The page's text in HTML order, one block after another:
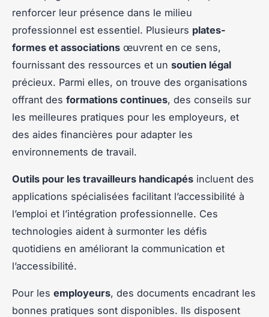
renforcer leur présence dans le milieu
professionnel est essentiel. Plusieurs plates-
formes et associations œuvrent en ce sens,
fournissant des ressources et un soutien légal
précieux. Parmi elles, on trouve des organisations
offrant des formations continues, des conseils sur
les meilleures pratiques pour les employeurs, et
des aides financières pour adapter les
environnements de travail.
Outils pour les travailleurs handicapés incluent des
applications spécialisées facilitant l’accessibilité à
l’emploi et l’intégration professionnelle. Ces
technologies aident à surmonter les défis
quotidiens en améliorant la communication et
l’accessibilité.
Pour les employeurs, des documents encadrant les
bonnes pratiques sont disponibles. Ils disposent